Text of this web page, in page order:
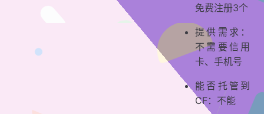
免费注册3个
提供需求：
不需要信用
卡、手机号
能否托管到
CF：不能